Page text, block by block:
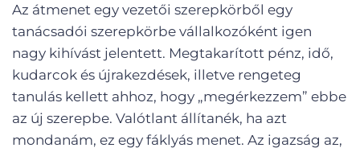
Az átmenet egy vezetői szerepkörből egy
tanácsadói szerepkörbe vállalkozóként igen
nagy kihívást jelentett. Megtakarított pénz, idő,
kudarcok és újrakezdések, illetve rengeteg
tanulás kellett ahhoz, hogy „megérkezzem” ebbe
az új szerepbe. Valótlant állítanék, ha azt
mondanám, ez egy fáklyás menet. Az igazság az,